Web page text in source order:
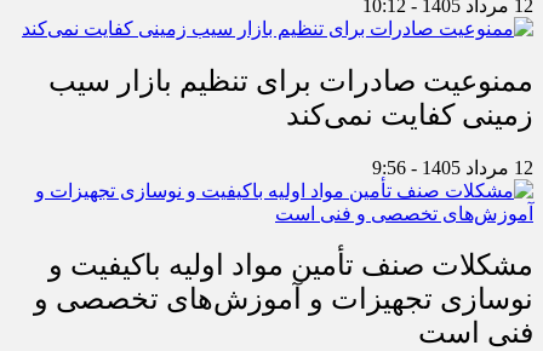
12 مرداد 1405 - 10:12
ممنوعیت صادرات برای تنظیم بازار سیب
زمینی کفایت نمی‌کند
12 مرداد 1405 - 9:56
مشکلات صنف تأمین مواد اولیه باکیفیت و
نوسازی تجهیزات و آموزش‌های تخصصی و
فنی است